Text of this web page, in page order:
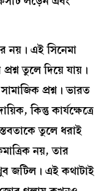
নয়। এই সিনেমা
তুলে দিয়ে যায়।
প্রশ্ন। ভারত
কিন্তু কার্যক্ষেত্রে
তুলে ধরাই
নয়, তার
জটিল। এই কথাটাই